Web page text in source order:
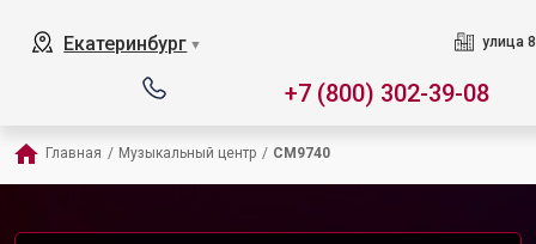
Екатеринбург ▼ улица
+7 (800) 302-39-08
Главная / Музыкальный центр / CM9740